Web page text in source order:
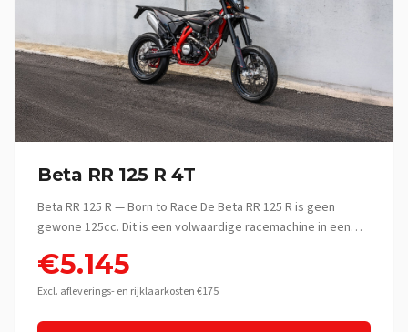
Beta RR 125 R 4T
Beta RR 125 R — Born to Race De Beta RR 125 R is geen
gewone 125cc. Dit is een volwaardige racemachine in een
voelen tussen rijden en écht rijden. Met zijn 4-takt motor,
race-geometrie en premium componenten levert de RR 125
eerste enduro-avontuur beleeft of al jaren de bossen en
€5.145
Excl. afleverings- en rijklaarkosten €175